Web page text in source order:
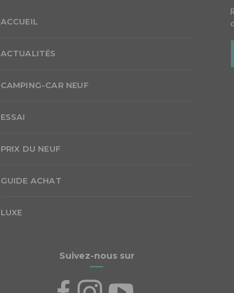
ACCUEIL
ACTUALITÉS
CAMPING-CAR NEUF
ESSAI
PRIX DU NEUF
GUIDE ACHAT
LUXE
Suivez-nous sur